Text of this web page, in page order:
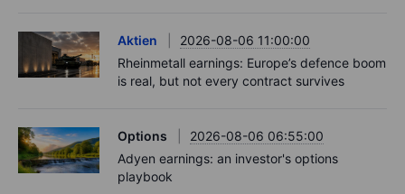
Aktien
2026-08-06 11:00:00
Rheinmetall earnings: Europe’s defence boom
is real, but not every contract survives
Options
2026-08-06 06:55:00
Adyen earnings: an investor's options
playbook